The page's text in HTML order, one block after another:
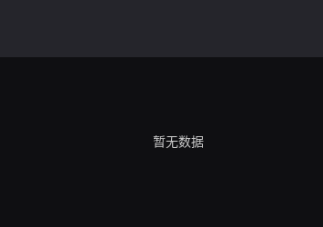
暂无数据